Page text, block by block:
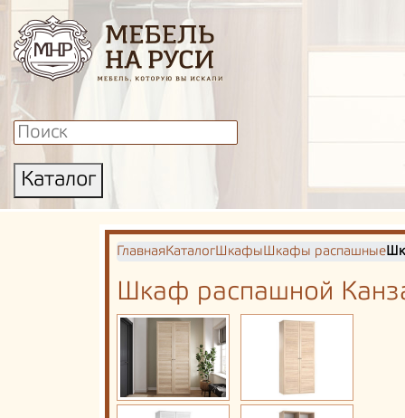
Каталог
ГлавнаяКаталогШкафыШкафы распашные
Шкаф распашной